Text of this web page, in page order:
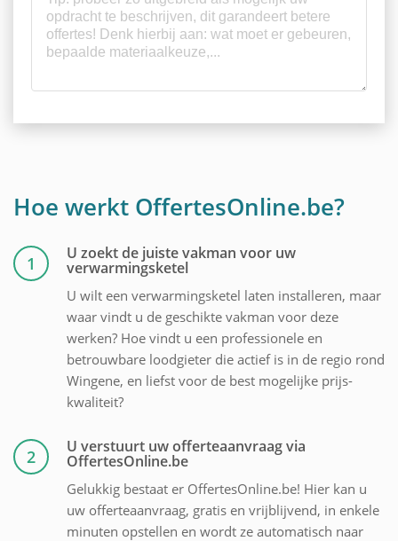
Hoe werkt OffertesOnline.be?
1 U zoekt de juiste vakman voor uw
verwarmingsketel
U wilt een verwarmingsketel laten installeren, maar
waar vindt u de geschikte vakman voor deze
werken? Hoe vindt u een professionele en
betrouwbare loodgieter die actief is in de regio rond
Wingene, en liefst voor de best mogelijke prijs-
kwaliteit?
2 U verstuurt uw offerteaanvraag via
OffertesOnline.be
Gelukkig bestaat er OffertesOnline.be! Hier kan u
uw offerteaanvraag, gratis en vrijblijvend, in enkele
minuten opstellen en wordt ze automatisch naar